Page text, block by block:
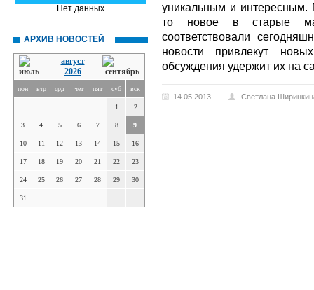
Нет данных
АРХИВ НОВОСТЕЙ
август
2026
пон втр срд чет пят суб вск
1 2
3 4 5 6 7 8 9
10 11 12 13 14 15 16
17 18 19 20 21 22 23
24 25 26 27 28 29 30
31
уникальным и интересным.
то новое в старые
соответствовали
новости привлекут
обсуждения удержит их на
14.05.2013 Светлана